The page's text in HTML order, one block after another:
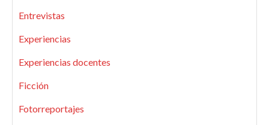
Entrevistas
Experiencias
Experiencias docentes
Ficción
Fotorreportajes